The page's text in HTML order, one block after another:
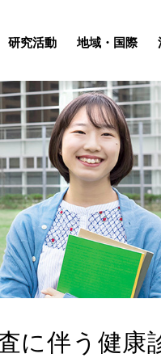
研究活動 地域・国際
に伴う健康